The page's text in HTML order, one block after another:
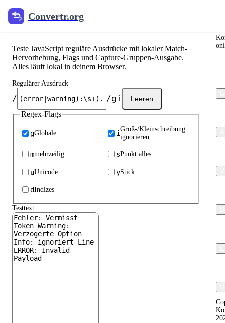
Convertr.org
Regex-Tester
Teste JavaScript reguläre Ausdrücke mit lokaler Match-
Hervorhebung, Flags und Capture-Gruppen-Ausgabe.
Alles läuft lokal in deinem Browser.
Regulärer Ausdruck
/ /gi Leeren
Regex-Flags
gGlobale i
Groß-/Kleinschreibung
ignorieren
mmehrzeilig sPunkt alles
uUnicode yStick
dIndizes
Testtext